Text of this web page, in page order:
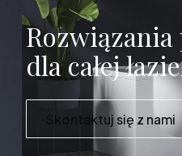
dla całej
Skontaktuj się z nami